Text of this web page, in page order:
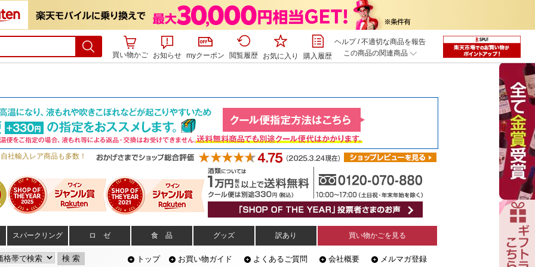
買い物かご お知らせ myクーポン 閲覧履歴 お気に入り 購入履歴
ヘルプ/不適切な商品を報告
この商品の関連商品